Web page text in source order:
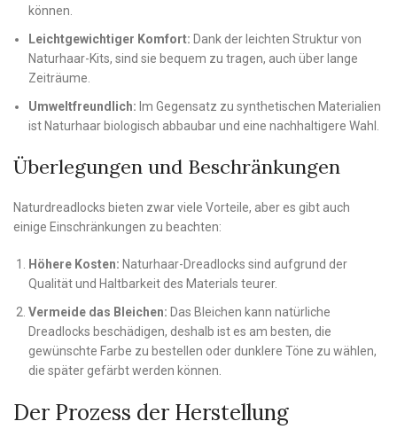
können.
Leichtgewichtiger Komfort: Dank der leichten Struktur von
Naturhaar-Kits, sind sie bequem zu tragen, auch über lange
Zeiträume.
Umweltfreundlich: Im Gegensatz zu synthetischen Materialien
ist Naturhaar biologisch abbaubar und eine nachhaltigere Wahl.
Überlegungen und Beschränkungen
Naturdreadlocks bieten zwar viele Vorteile, aber es gibt auch
einige Einschränkungen zu beachten:
Höhere Kosten: Naturhaar-Dreadlocks sind aufgrund der
Qualität und Haltbarkeit des Materials teurer.
Vermeide das Bleichen: Das Bleichen kann natürliche
Dreadlocks beschädigen, deshalb ist es am besten, die
gewünschte Farbe zu bestellen oder dunklere Töne zu wählen,
die später gefärbt werden können.
Der Prozess der Herstellung